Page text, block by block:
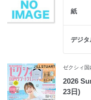
紙
デジタ
ゼクシィ国
2026
23日)